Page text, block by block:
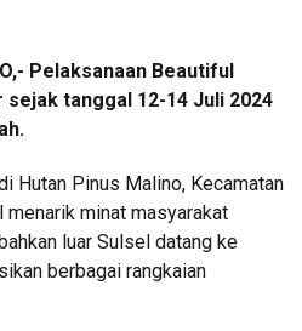
Pelaksanaan Beautiful
sejak tanggal 12-14 Juli 2024
Hutan Pinus Malino, Kecamatan
minat masyarakat
luar Sulsel datang ke
berbagai rangkaian